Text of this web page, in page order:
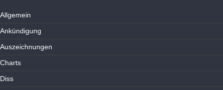
Allgemein
Ankündigung
Auszeichnungen
Charts
Diss